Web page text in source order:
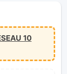
10